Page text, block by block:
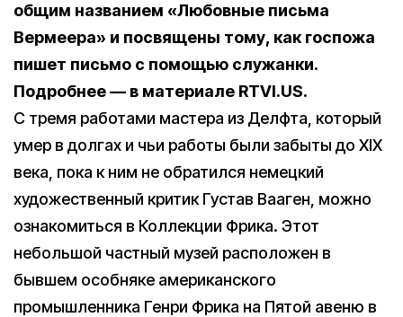
общим названием «Любовные письма
Вермеера» и посвящены тому, как госпожа
пишет письмо с помощью служанки.
Подробнее — в материале RTVI.US.
С тремя работами мастера из Делфта, который
умер в долгах и чьи работы были забыты до XIX
века, пока к ним не обратился немецкий
художественный критик Густав Вааген, можно
ознакомиться в Коллекции Фрика. Этот
небольшой частный музей расположен в
бывшем особняке американского
промышленника Генри Фрика на Пятой авеню в